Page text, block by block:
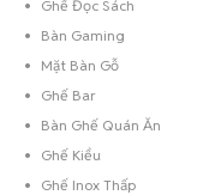
Ghế Đọc Sách
Bàn Gaming
Mặt Bàn Gỗ
Ghế Bar
Bàn Ghế Quán Ăn
Ghế Kiểu
Ghế Inox Thấp